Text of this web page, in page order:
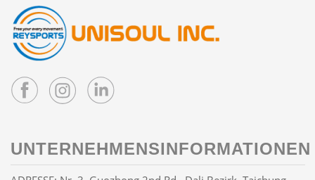
UNTERNEHMENSINFORMATIONEN